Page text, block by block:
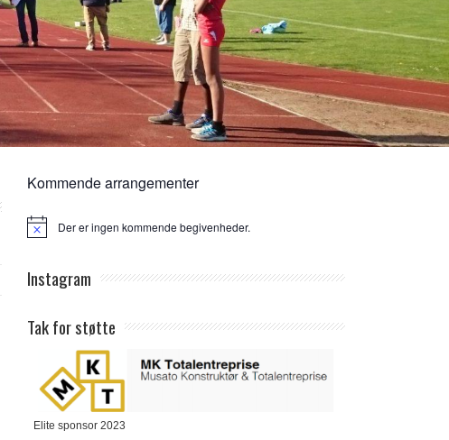
Kommende arrangementer
Notice Der er ingen kommende begivenheder.
Instagram
Tak for støtte
Elite sponsor 2023